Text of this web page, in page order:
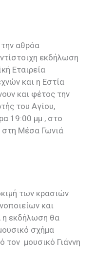
αθρόα
εκδήλωση
Εταιρεία
και η Εστία
και φέτος την
του Αγίου,
19:00 μμ., στο
στη Μέσα Γωνιά
των κρασιών
και
η εκδήλωση θα
σχήμα
τον μουσικό Γιάννη